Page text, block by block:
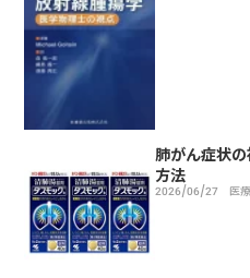
肺がん症状
方法
2026/06/27 医